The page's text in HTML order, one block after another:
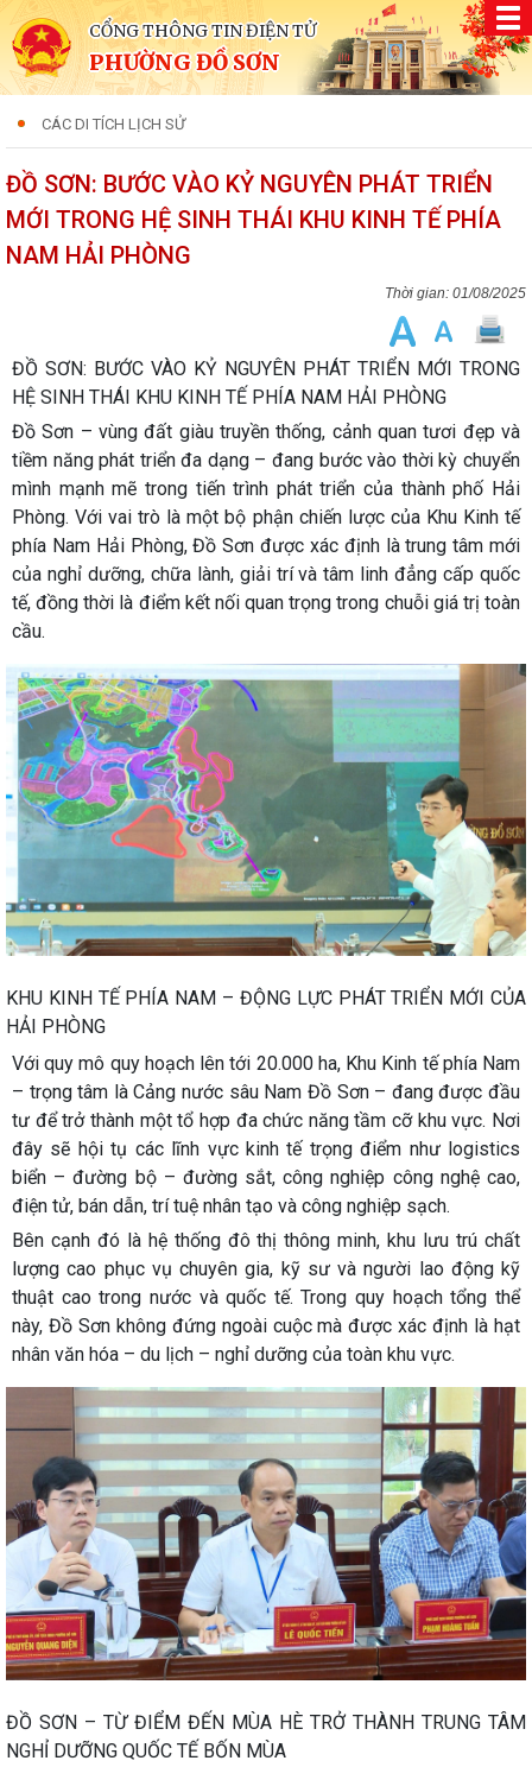
CỔNG THÔNG TIN ĐIỆN TỬ
PHƯỜNG ĐỒ SƠN
CÁC DI TÍCH LỊCH SỬ
ĐỒ SƠN: BƯỚC VÀO KỶ NGUYÊN PHÁT TRIỂN
MỚI TRONG HỆ SINH THÁI KHU KINH TẾ PHÍA
NAM HẢI PHÒNG
01/08/2025
ĐỒ SƠN: BƯỚC VÀO KỶ NGUYÊN PHÁT TRIỂN MỚI TRONG
HỆ SINH THÁI KHU KINH TẾ PHÍA NAM HẢI PHÒNG
Đồ Sơn – vùng đất giàu truyền thống, cảnh quan tươi đẹp và
tiềm năng phát triển đa dạng – đang bước vào thời kỳ chuyển
mình mạnh mẽ trong tiến trình phát triển của thành phố Hải
Phòng. Với vai trò là một bộ phận chiến lược của Khu Kinh tế
phía Nam Hải Phòng, Đồ Sơn được xác định là trung tâm mới
của nghỉ dưỡng, chữa lành, giải trí và tâm linh đẳng cấp quốc
tế, đồng thời là điểm kết nối quan trọng trong chuỗi giá trị toàn
cầu.
KHU KINH TẾ PHÍA NAM – ĐỘNG LỰC PHÁT TRIỂN MỚI CỦA
HẢI PHÒNG
Với quy mô quy hoạch lên tới 20.000 ha, Khu Kinh tế phía Nam
– trọng tâm là Cảng nước sâu Nam Đồ Sơn – đang được đầu
tư để trở thành một tổ hợp đa chức năng tầm cỡ khu vực. Nơi
đây sẽ hội tụ các lĩnh vực kinh tế trọng điểm như logistics
biển – đường bộ – đường sắt, công nghiệp công nghệ cao,
điện tử, bán dẫn, trí tuệ nhân tạo và công nghiệp sạch.
Bên cạnh đó là hệ thống đô thị thông minh, khu lưu trú chất
lượng cao phục vụ chuyên gia, kỹ sư và người lao động kỹ
thuật cao trong nước và quốc tế. Trong quy hoạch tổng thể
này, Đồ Sơn không đứng ngoài cuộc mà được xác định là hạt
nhân văn hóa – du lịch – nghỉ dưỡng của toàn khu vực.
ĐỒ SƠN – TỪ ĐIỂM ĐẾN MÙA HÈ TRỞ THÀNH TRUNG TÂM
NGHỈ DƯỠNG QUỐC TẾ BỐN MÙA